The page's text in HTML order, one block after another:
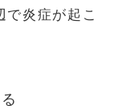
で炎症が起こ